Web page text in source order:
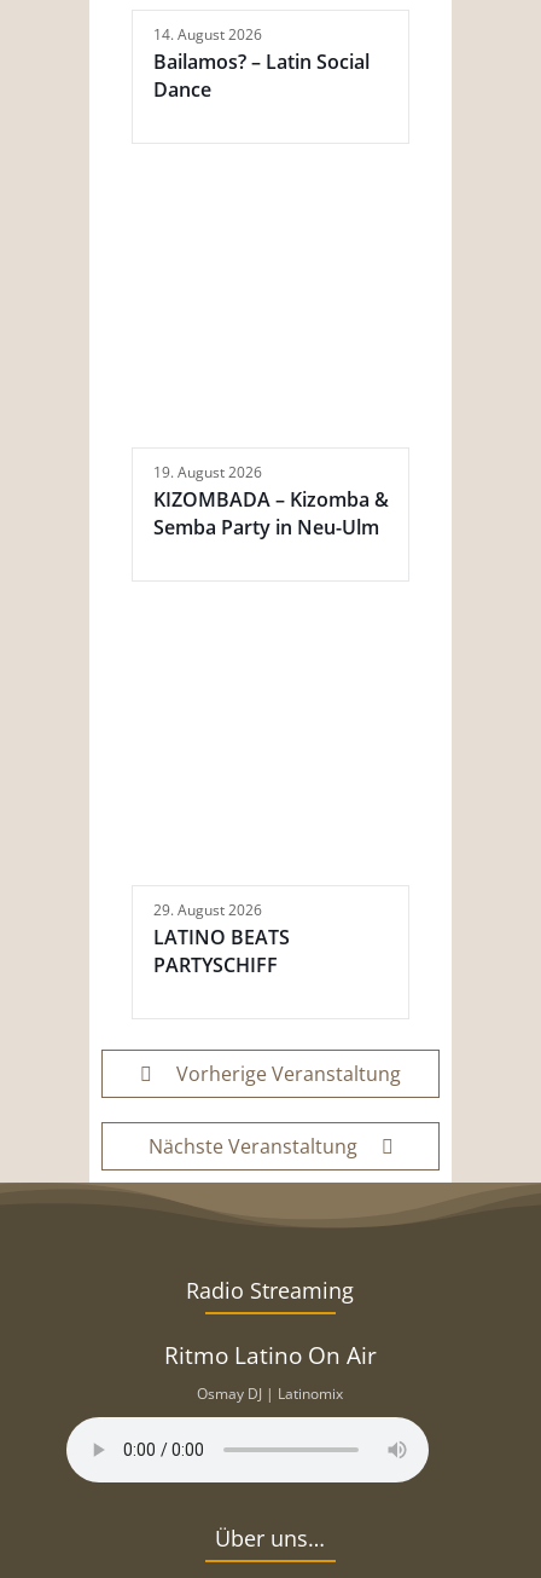
14. August 2026
Bailamos? – Latin Social
Dance
19. August 2026
KIZOMBADA – Kizomba &
Semba Party in Neu-Ulm
29. August 2026
LATINO BEATS
PARTYSCHIFF
Vorherige Veranstaltung
Nächste Veranstaltung
Radio Streaming
Ritmo Latino On Air
Osmay DJ | Latinomix
Über uns…